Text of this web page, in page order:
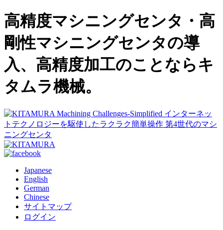
高精度マシニングセンタ・高
剛性マシニングセンタの導
入、高精度加工のことならキ
タムラ機械。
Japanese
English
German
Chinese
サイトマップ
ログイン